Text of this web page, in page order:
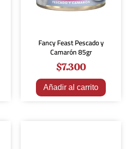
Fancy Feast Pescado y
Camarón 85gr
$7.300
Añadir al carrito